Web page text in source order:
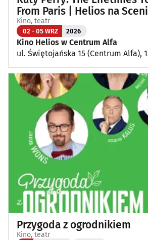
From Paris | Helios na
Kino, teatr
02 - 05 WRZ 2026
Kino Helios w Centrum Alfa
ul. Świętojańska 15 (Centrum Alfa),
Przygoda z ogrodnikiem
Kino, teatr